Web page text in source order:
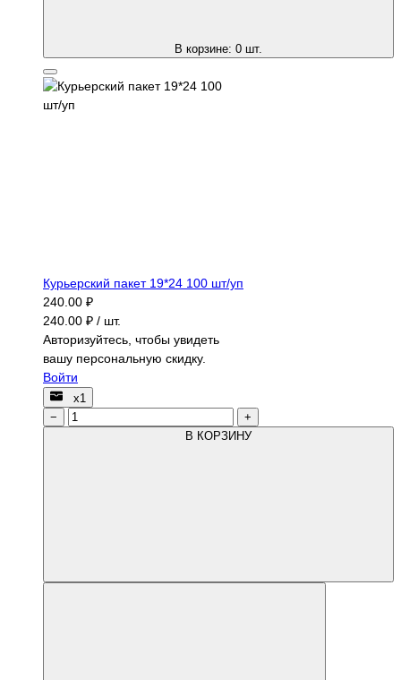
В корзине: 0 шт.
Курьерский пакет 19*24 100 шт/уп
240.00 ₽
240.00 ₽ / шт.
Авторизуйтесь, чтобы увидеть
вашу персональную скидку.
Войти
х1
−
+
В КОРЗИНУ